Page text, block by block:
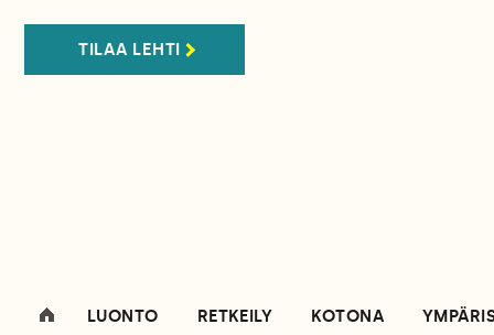
TILAA LEHTI
LUONTO RETKEILY KOTONA